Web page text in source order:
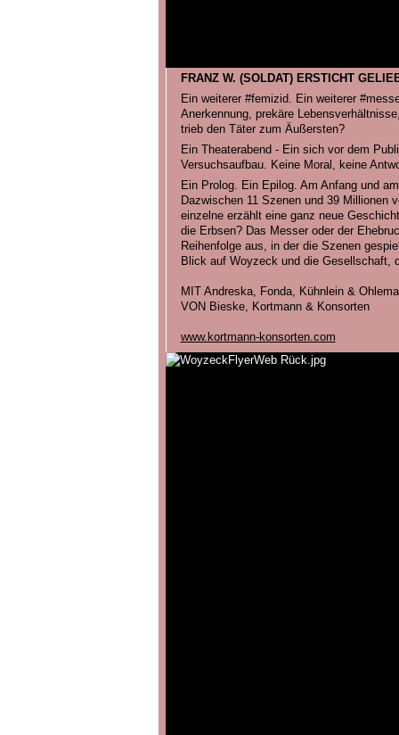
FRANZ W. (SOLDAT) ERSTICHT
Ein weiterer #femizid. Ein weiterer
Anerkennung, prekäre
trieb den Täter zum Äußersten?
Ein Theaterabend - Ein sich vor dem
Versuchsaufbau. Keine Moral, keine
Ein Prolog. Ein Epilog. Am Anfang und
Dazwischen 11 Szenen und 39 Millionen
einzelne erzählt eine ganz neue
die Erbsen? Das Messer oder der
Reihenfolge aus, in der die Szenen
Blick auf Woyzeck und die Gesellschaft,
MIT Andreska, Fonda, Kühnlein &
VON Bieske, Kortmann & Konsorten
www.kortmann-konsorten.com